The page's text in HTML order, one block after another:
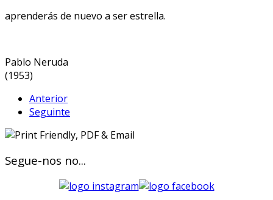
aprenderás de nuevo a ser estrella.
Pablo Neruda
(1953)
Anterior
Seguinte
Segue-nos no...